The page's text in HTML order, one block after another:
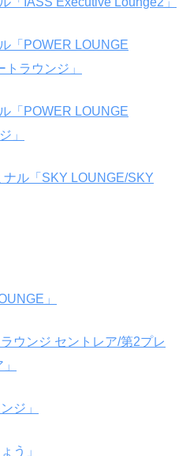
「POWER LOUNGE
ラウンジ」
「POWER LOUNGE
」
ル「SKY LOUNGE/SKY
」
ウンジ セントレア/第2プレ
ジ」
う」